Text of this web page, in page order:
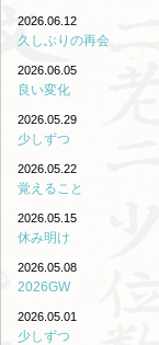
2026.06.12
久しぶりの再会
2026.06.05
良い変化
2026.05.29
少しずつ
2026.05.22
覚えること
2026.05.15
休み明け
2026.05.08
2026GW
2026.05.01
少しずつ